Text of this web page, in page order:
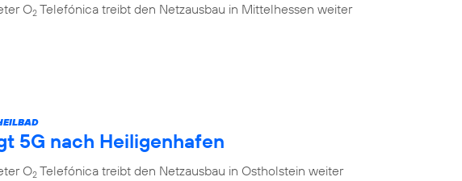
O2 Telefónica treibt den Netzausbau in Mittelhessen weiter
5G nach Heiligenhafen
O2 Telefónica treibt den Netzausbau in Ostholstein weiter